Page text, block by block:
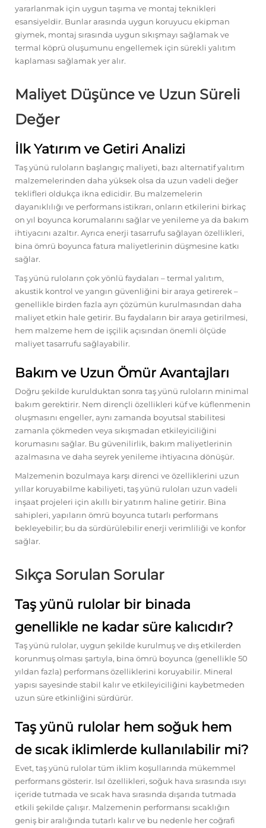
yararlanmak için uygun taşıma ve montaj teknikleri
esansiyeldir. Bunlar arasında uygun koruyucu ekipman
giymek, montaj sırasında uygun sıkışmayı sağlamak ve
termal köprü oluşumunu engellemek için sürekli yalıtım
kaplaması sağlamak yer alır.
Maliyet Düşünce ve Uzun Süreli
Değer
İlk Yatırım ve Getiri Analizi
Taş yünü ruloların başlangıç maliyeti, bazı alternatif yalıtım
malzemelerinden daha yüksek olsa da uzun vadeli değer
teklifleri oldukça ikna edicidir. Bu malzemelerin
dayanıklılığı ve performans istikrarı, onların etkilerini birkaç
on yıl boyunca korumalarını sağlar ve yenileme ya da bakım
ihtiyacını azaltır. Ayrıca enerji tasarrufu sağlayan özellikleri,
bina ömrü boyunca fatura maliyetlerinin düşmesine katkı
sağlar.
Taş yünü ruloların çok yönlü faydaları – termal yalıtım,
akustik kontrol ve yangın güvenliğini bir araya getirerek –
genellikle birden fazla ayrı çözümün kurulmasından daha
maliyet etkin hale getirir. Bu faydaların bir araya getirilmesi,
hem malzeme hem de işçilik açısından önemli ölçüde
maliyet tasarrufu sağlayabilir.
Bakım ve Uzun Ömür Avantajları
Doğru şekilde kurulduktan sonra taş yünü ruloların minimal
bakım gerektirir. Nem dirençli özellikleri küf ve küflenmenin
oluşmasını engeller, aynı zamanda boyutsal stabilitesi
zamanla çökmeden veya sıkışmadan etkileyiciliğini
korumasını sağlar. Bu güvenilirlik, bakım maliyetlerinin
azalmasına ve daha seyrek yenileme ihtiyacına dönüşür.
Malzemenin bozulmaya karşı direnci ve özelliklerini uzun
yıllar koruyabilme kabiliyeti, taş yünü ruloları uzun vadeli
inşaat projeleri için akıllı bir yatırım haline getirir. Bina
sahipleri, yapıların ömrü boyunca tutarlı performans
bekleyebilir; bu da sürdürülebilir enerji verimliliği ve konfor
sağlar.
Sıkça Sorulan Sorular
Taş yünü rulolar bir binada
genellikle ne kadar süre kalıcıdır?
Taş yünü rulolar, uygun şekilde kurulmuş ve dış etkilerden
korunmuş olması şartıyla, bina ömrü boyunca (genellikle 50
yıldan fazla) performans özelliklerini koruyabilir. Mineral
yapısı sayesinde stabil kalır ve etkileyiciliğini kaybetmeden
uzun süre etkinliğini sürdürür.
Taş yünü rulolar hem soğuk hem
de sıcak iklimlerde kullanılabilir mi?
Evet, taş yünü rulolar tüm iklim koşullarında mükemmel
performans gösterir. Isıl özellikleri, soğuk hava sırasında ısıyı
içeride tutmada ve sıcak hava sırasında dışarıda tutmada
etkili şekilde çalışır. Malzemenin performansı sıcaklığın
geniş bir aralığında tutarlı kalır ve bu nedenle her coğrafi